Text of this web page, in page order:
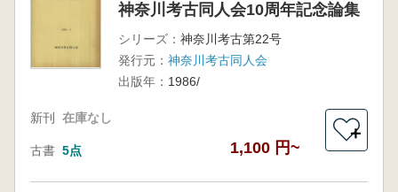
神奈川考古同人会10周年記念論集
シリーズ： 神奈川考古第22号
発行元： 神奈川考古同人会
出版年： 1986/
新刊 在庫なし
古書 5点 1,100 円~
＋